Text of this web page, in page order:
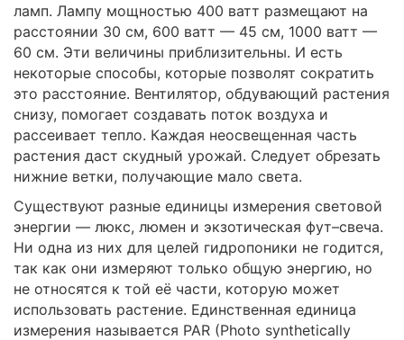
ламп. Лампу мощностью 400 ватт размещают на
расстоянии 30 см, 600 ватт — 45 см, 1000 ватт —
60 см. Эти величины приблизительны. И есть
некоторые способы, которые позволят сократить
это расстояние. Вентилятор, обдувающий растения
снизу, помогает создавать поток воздуха и
рассеивает тепло. Каждая неосвещенная часть
растения даст скудный урожай. Следует обрезать
нижние ветки, получающие мало света.
Существуют разные единицы измерения световой
энергии — люкс, люмен и экзотическая фут–свеча.
Ни одна из них для целей гидропоники не годится,
так как они измеряют только общую энергию, но
не относятся к той её части, которую может
использовать растение. Единственная единица
измерения называется PAR (Photo synthetically